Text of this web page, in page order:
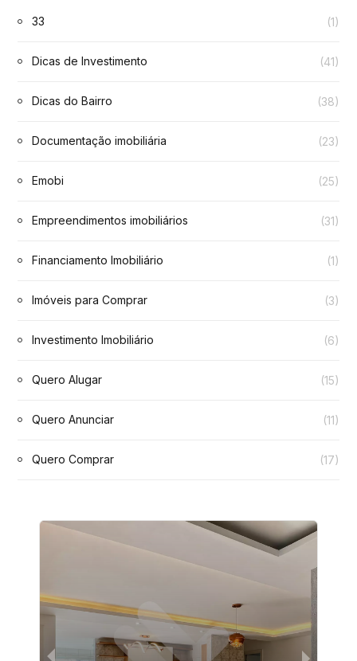
33 (1)
Dicas de Investimento (41)
Dicas do Bairro (38)
Documentação imobiliária (23)
Emobi (25)
Empreendimentos imobiliários (31)
Financiamento Imobiliário (1)
Imóveis para Comprar (3)
Investimento Imobiliário (6)
Quero Alugar (15)
Quero Anunciar (11)
Quero Comprar (17)